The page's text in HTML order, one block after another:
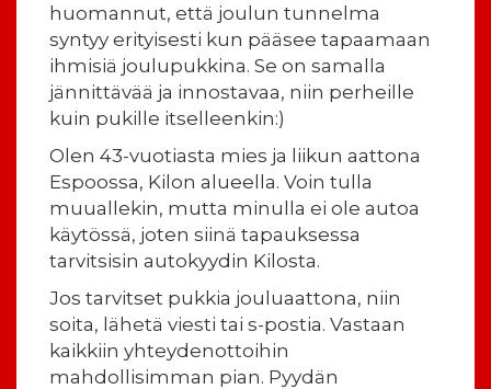
huomannut, että joulun tunnelma
syntyy erityisesti kun pääsee tapaamaan
ihmisiä joulupukkina. Se on samalla
jännittävää ja innostavaa, niin perheille
kuin pukille itselleenkin:)
Olen 43-vuotiasta mies ja liikun aattona
Espoossa, Kilon alueella. Voin tulla
muuallekin, mutta minulla ei ole autoa
käytössä, joten siinä tapauksessa
tarvitsisin autokyydin Kilosta.
Jos tarvitset pukkia jouluaattona, niin
soita, lähetä viesti tai s-postia. Vastaan
kaikkiin yhteydenottoihin
mahdollisimman pian. Pyydän